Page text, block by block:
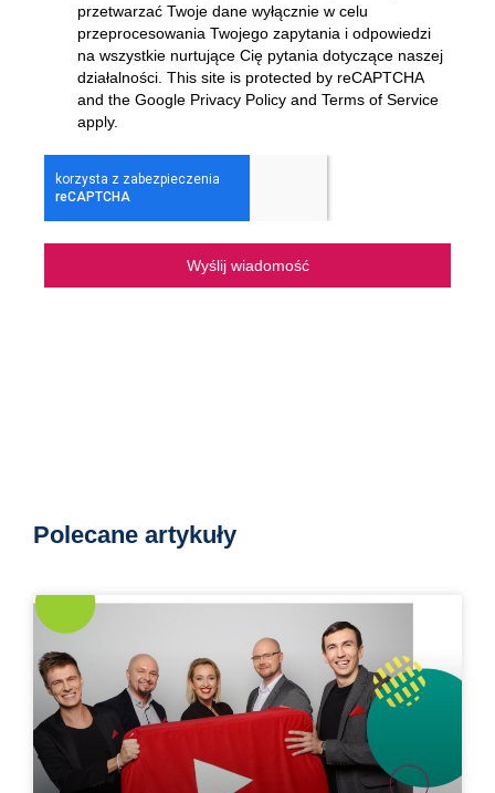
przetwarzać Twoje dane wyłącznie w celu
przeprocesowania Twojego zapytania i odpowiedzi
na wszystkie nurtujące Cię pytania dotyczące naszej
działalności. This site is protected by reCAPTCHA
and the Google Privacy Policy and Terms of Service
apply.
Wyślij wiadomość
Polecane artykuły